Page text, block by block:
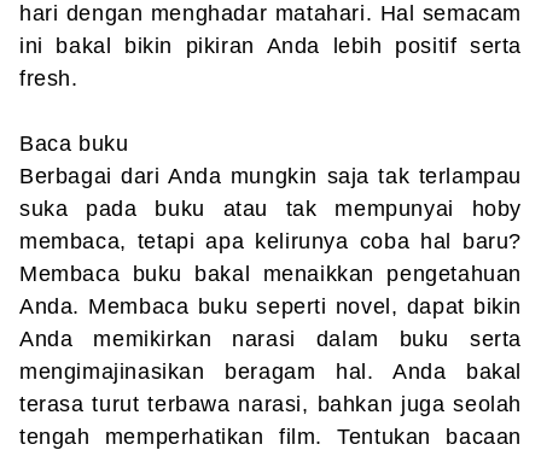
hari dengan menghadar matahari. Hal semacam
ini bakal bikin pikiran Anda lebih positif serta
fresh.
Baca buku
Berbagai dari Anda mungkin saja tak terlampau
suka pada buku atau tak mempunyai hoby
membaca, tetapi apa kelirunya coba hal baru?
Membaca buku bakal menaikkan pengetahuan
Anda. Membaca buku seperti novel, dapat bikin
Anda memikirkan narasi dalam buku serta
mengimajinasikan beragam hal. Anda bakal
terasa turut terbawa narasi, bahkan juga seolah
tengah memperhatikan film. Tentukan bacaan